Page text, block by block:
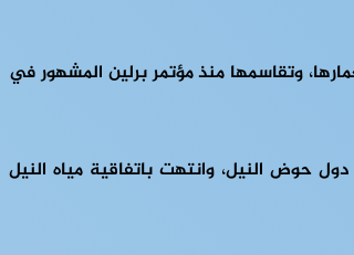
وتقاسمها منذ مؤتمر برلين المشهور في
تستعمر دول حوض النيل، وانتهت باتفاقية مياه النيل